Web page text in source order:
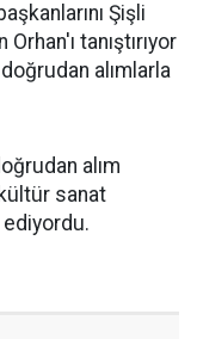
Şişli
tanıştırıyor
alımlarla
alım
sanat